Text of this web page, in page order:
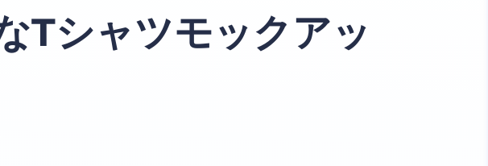
Tシャツモックアッ